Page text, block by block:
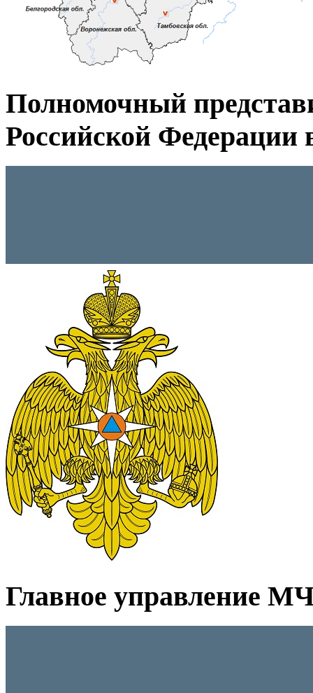
Полномочный
Российской
Главное управление